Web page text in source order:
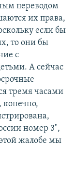
переводом
их права,
если бы
то они бы
с
А сейчас
тремя часами
конечно,
номер 3",
жалобе мы